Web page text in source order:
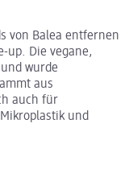
von Balea entfernen
up. Die vegane,
wurde
aus
auch für
und